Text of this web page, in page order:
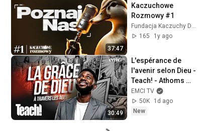
37:47
Kaczuchowe
Rozmowy #1
165
1y ago
30:49
L'espérance de
l'avenir selon Dieu -
Teach! - Athoms
Mbuma
EMCI TV
50K
1d ago
New